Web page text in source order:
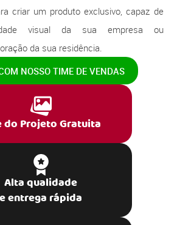
criar um produto exclusivo, capaz de
visual da sua empresa ou
da sua residência.
NOSSO TIME DE VENDAS
do Projeto Gratuita
Alta qualidade
e entrega rápida